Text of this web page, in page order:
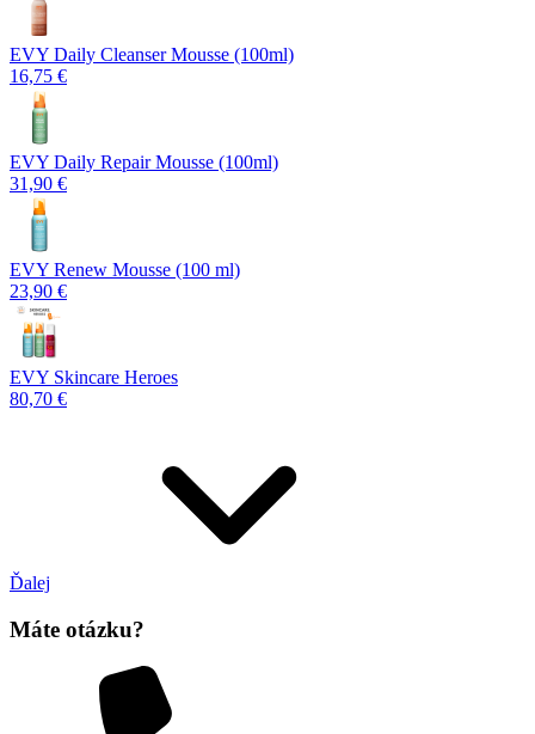
EVY Daily Cleanser Mousse (100ml)
16,75 €
EVY Daily Repair Mousse (100ml)
31,90 €
EVY Renew Mousse (100 ml)
23,90 €
EVY Skincare Heroes
80,70 €
Ďalej
Máte otázku?